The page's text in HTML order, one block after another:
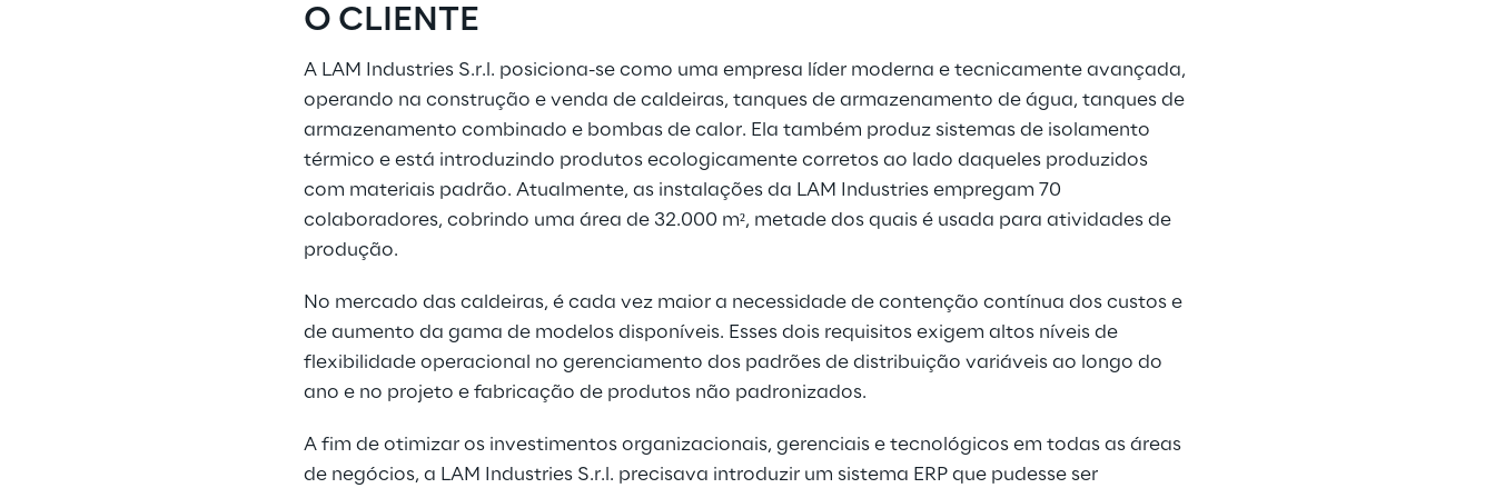
O CLIENTE
A LAM Industries S.r.l. posiciona-se como uma empresa líder moderna e tecnicamente avançada,
operando na construção e venda de caldeiras, tanques de armazenamento de água, tanques de
armazenamento combinado e bombas de calor. Ela também produz sistemas de isolamento
térmico e está introduzindo produtos ecologicamente corretos ao lado daqueles produzidos
com materiais padrão. Atualmente, as instalações da LAM Industries empregam 70
colaboradores, cobrindo uma área de 32.000 m², metade dos quais é usada para atividades de
produção.
No mercado das caldeiras, é cada vez maior a necessidade de contenção contínua dos custos e
de aumento da gama de modelos disponíveis. Esses dois requisitos exigem altos níveis de
flexibilidade operacional no gerenciamento dos padrões de distribuição variáveis ao longo do
ano e no projeto e fabricação de produtos não padronizados.
A fim de otimizar os investimentos organizacionais, gerenciais e tecnológicos em todas as áreas
de negócios, a LAM Industries S.r.l. precisava introduzir um sistema ERP que pudesse ser